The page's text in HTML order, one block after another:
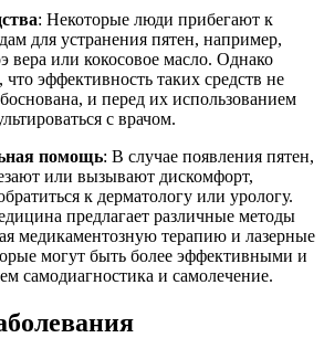
: Некоторые люди прибегают к
для устранения пятен, например,
вера или кокосовое масло. Однако
эффективность таких средств не
и перед их использованием
с врачом.
помощь: В случае появления пятен,
или вызывают дискомфорт,
к дерматологу или урологу.
предлагает различные методы
медикаментозную терапию и лазерные
могут быть более эффективными и
самодиагностика и самолечение.